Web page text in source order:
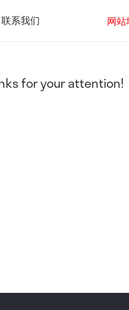
联系我们
网
for your attention!